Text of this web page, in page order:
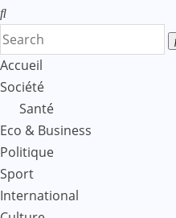
Accueil
Société
Santé
Eco & Business
Politique
Sport
International